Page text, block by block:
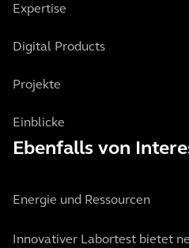
Expertise
Digital Products
Projekte
Einblicke
Ebenfalls von
Energie und Ressourcen
Innovativer Labortest bietet